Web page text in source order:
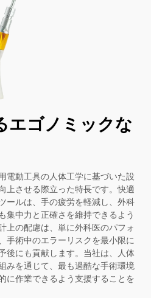
エゴノミックな
電動工具の人体工学に基づいた設
上させる際立った特長です。快適
ールは、手の疲労を軽減し、外科
集中力と正確さを維持できるよう
上の配慮は、単に外科医のパフォ
手術中のエラーリスクを最小限に
後にも貢献します。当社は、人体
みを通じて、最も過酷な手術環境
に作業できるよう支援することを